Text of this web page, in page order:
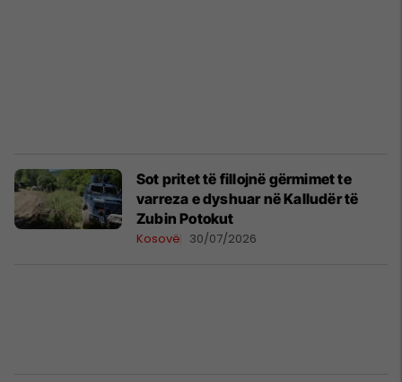
​Sot pritet të fillojnë gërmimet te
varreza e dyshuar në Kalludër të
Zubin Potokut
Kosovë 30/07/2026